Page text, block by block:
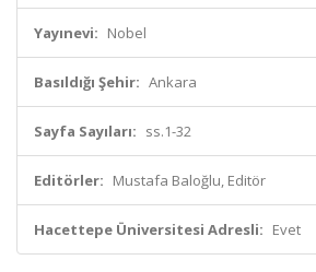
Yayınevi: Nobel
Basıldığı Şehir: Ankara
Sayfa Sayıları: ss.1-32
Editörler: Mustafa Baloğlu, Editör
Hacettepe Üniversitesi Adresli: Evet